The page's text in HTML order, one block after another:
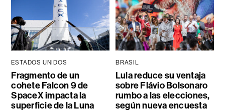
ESTADOS UNIDOS
Fragmento de un
cohete Falcon 9 de
SpaceX impacta la
superficie de la Luna
BRASIL
Lula reduce su ventaja
sobre Flávio Bolsonaro
rumbo a las elecciones,
según nueva encuesta